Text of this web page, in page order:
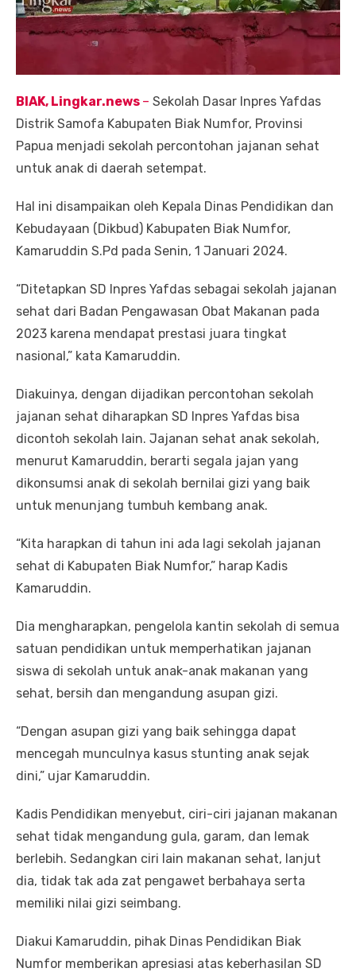
BIAK, Lingkar.news – Sekolah Dasar Inpres Yafdas
Distrik Samofa Kabupaten Biak Numfor, Provinsi
Papua menjadi sekolah percontohan jajanan sehat
untuk anak di daerah setempat.
Hal ini disampaikan oleh Kepala Dinas Pendidikan dan
Kebudayaan (Dikbud) Kabupaten Biak Numfor,
Kamaruddin S.Pd pada Senin, 1 Januari 2024.
“Ditetapkan SD Inpres Yafdas sebagai sekolah jajanan
sehat dari Badan Pengawasan Obat Makanan pada
2023 karena mendapat prestasi juara tingkat
nasional,” kata Kamaruddin.
Diakuinya, dengan dijadikan percontohan sekolah
jajanan sehat diharapkan SD Inpres Yafdas bisa
dicontoh sekolah lain. Jajanan sehat anak sekolah,
menurut Kamaruddin, berarti segala jajan yang
dikonsumsi anak di sekolah bernilai gizi yang baik
untuk menunjang tumbuh kembang anak.
“Kita harapkan di tahun ini ada lagi sekolah jajanan
sehat di Kabupaten Biak Numfor,” harap Kadis
Kamaruddin.
Dia mengharapkan, pengelola kantin sekolah di semua
satuan pendidikan untuk memperhatikan jajanan
siswa di sekolah untuk anak-anak makanan yang
sehat, bersih dan mengandung asupan gizi.
“Dengan asupan gizi yang baik sehingga dapat
mencegah munculnya kasus stunting anak sejak
dini,” ujar Kamaruddin.
Kadis Pendidikan menyebut, ciri-ciri jajanan makanan
sehat tidak mengandung gula, garam, dan lemak
berlebih. Sedangkan ciri lain makanan sehat, lanjut
dia, tidak tak ada zat pengawet berbahaya serta
memiliki nilai gizi seimbang.
Diakui Kamaruddin, pihak Dinas Pendidikan Biak
Numfor memberikan apresiasi atas keberhasilan SD